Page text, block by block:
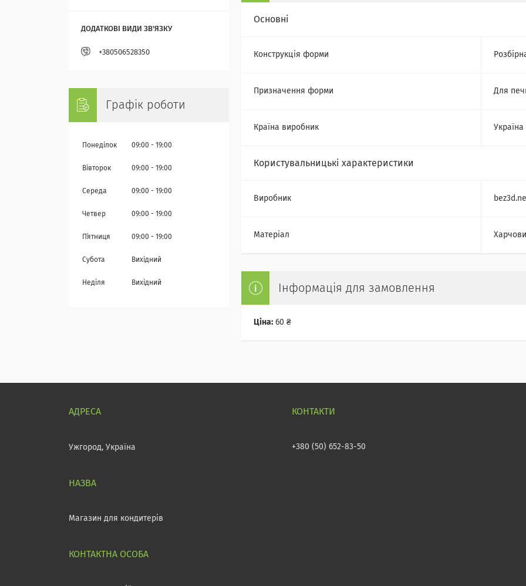
Основні
Конструкція форми
Призначення форми Для
Країна виробник Україна
Користувальницькі характеристики
Виробник
Матеріал
Інформація для замовлення
Ціна: 60 ₴
+380506528350
Графік роботи
Понеділок 09:00 19:00
Вівторок 09:00 19:00
Середа 09:00 19:00
Четвер 09:00 19:00
Пʼятниця 09:00 19:00
Субота Вихідний
Неділя Вихідний
Ужгород, Україна
Магазин для кондитерів
+380 (50) 652-83-50